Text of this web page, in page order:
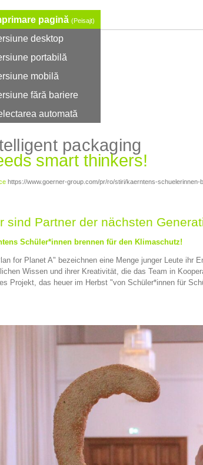
packaging
smart thinkers!
https://www.goerner-group.com/pr/ro/stiri/kaerntens-
pagină (Peisajt)
desktop
portabilă
mobilă
fără bariere
automată
sind Partner der nächsten
Schüler*innen brennen für den Klimaschutz!
for Planet A" bezeichnen eine Menge junger Leute ihr
Wissen und ihrer Kreativität, die das Team in
Projekt, das heuer im Herbst "von Schüler*innen für